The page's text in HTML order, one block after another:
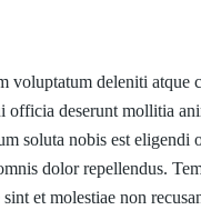
voluptatum deleniti atque
deserunt mollitia
soluta nobis est
dolor repellendus.
et molestiae non